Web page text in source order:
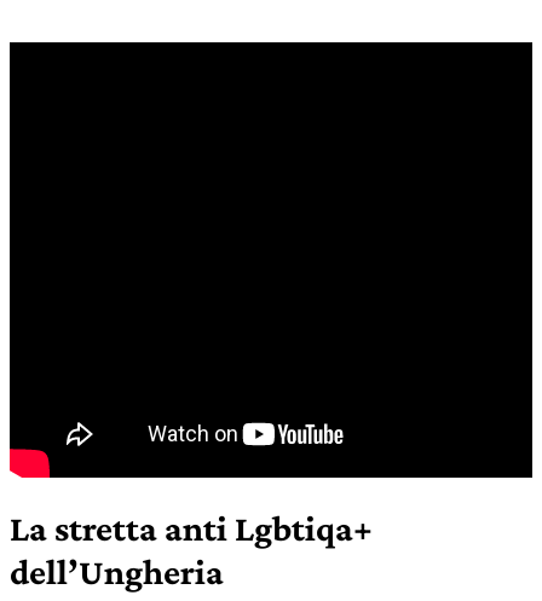
La stretta anti Lgbtiqa+
dell’Ungheria